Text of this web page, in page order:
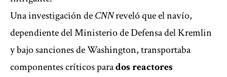
Una investigación deCNNreveló que el navío,
dependiente del Ministerio de Defensa del Kremlin
y bajo sanciones de Washington, transportaba
componentes críticos parados reactores